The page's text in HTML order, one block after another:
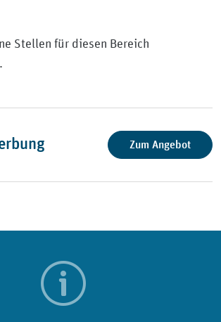
Stellen für diesen Bereich
Zum Angebot